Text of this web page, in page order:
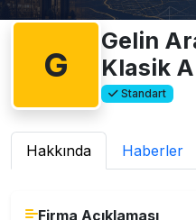
G
Gelin
Klasik
Standart
Hakkında Haberler
Firma Açıklaması